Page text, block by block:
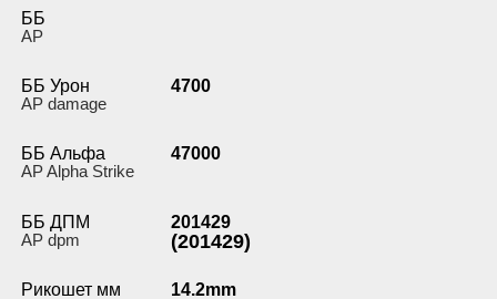
ББ
AP
ББ Урон
AP damage
4700
ББ Альфа
AP Alpha Strike
47000
ББ ДПМ
AP dpm
201429
(201429)
Рикошет мм
14.2mm